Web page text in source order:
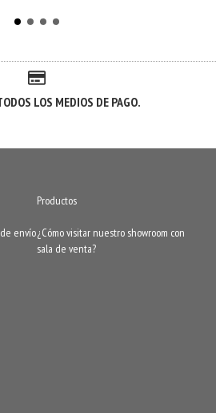
LOS MEDIOS DE PAGO.
Productos
envío¿Cómo visitar nuestro showroom con
sala de venta?